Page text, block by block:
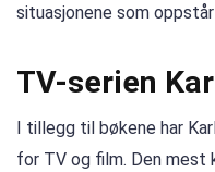
situasjonene som
TV-serien
I tillegg til bøkene har
for TV og film. Den mest